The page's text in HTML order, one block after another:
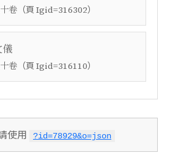
卷 （頁 Igid=316302）
儀
卷 （頁 Igid=316110）
使用 ?id=78929&o=json